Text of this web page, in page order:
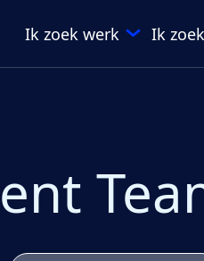
Ik zoek werk Ik